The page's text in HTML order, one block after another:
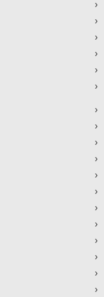
›
›
›
›
›
›
›
›
›
›
›
›
›
›
›
›
›
›